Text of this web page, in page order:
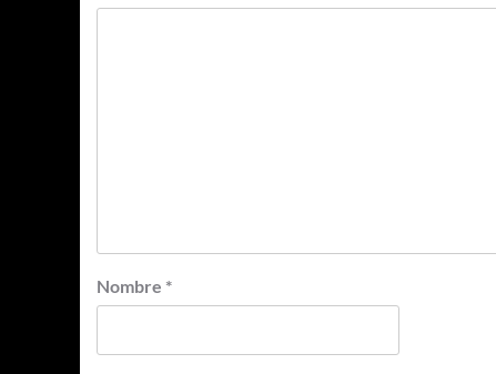
Nombre *